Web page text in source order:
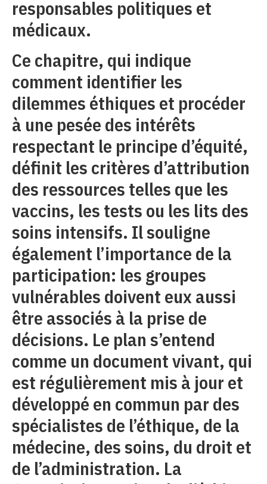
responsables politiques et
médicaux.
Ce chapitre, qui indique
comment identifier les
dilemmes éthiques et procéder
à une pesée des intérêts
respectant le principe d’équité,
définit les critères d’attribution
des ressources telles que les
vaccins, les tests ou les lits des
soins intensifs. Il souligne
également l’importance de la
participation: les groupes
vulnérables doivent eux aussi
être associés à la prise de
décisions. Le plan s’entend
comme un document vivant, qui
est régulièrement mis à jour et
développé en commun par des
spécialistes de l’éthique, de la
médecine, des soins, du droit et
de l’administration. La